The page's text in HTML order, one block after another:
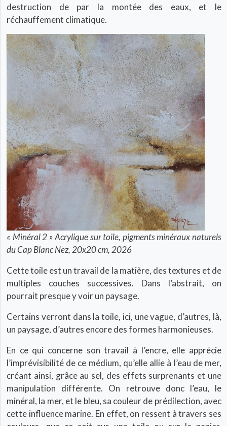
destruction de par la montée des eaux, et le
réchauffement climatique.
« Minéral 2 » Acrylique sur toile, pigments minéraux naturels
du Cap Blanc Nez, 20x20 cm, 2026
Cette toile est un travail de la matière, des textures et de
multiples couches successives. Dans l’abstrait, on
pourrait presque y voir un paysage.
Certains verront dans la toile, ici, une vague, d’autres, là,
un paysage, d’autres encore des formes harmonieuses.
En ce qui concerne son travail à l’encre, elle apprécie
l’imprévisibilité de ce médium, qu’elle allie à l’eau de mer,
créant ainsi, grâce au sel, des effets surprenants et une
manipulation différente. On retrouve donc l’eau, le
minéral, la mer, et le bleu, sa couleur de prédilection, avec
cette influence marine. En effet, on ressent à travers ses